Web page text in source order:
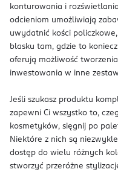
konturowania i
odcieniom umożliwiają
uwydatnić kości
blasku tam, gdzie to
oferują możliwość
inwestowania w inne
Jeśli szukasz produktu
zapewni Ci wszystko to,
kosmetyków, sięgnij po
Niektóre z nich są
dostęp do wielu różnych
stworzyć przeróżne